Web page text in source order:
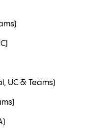
UC & Teams)